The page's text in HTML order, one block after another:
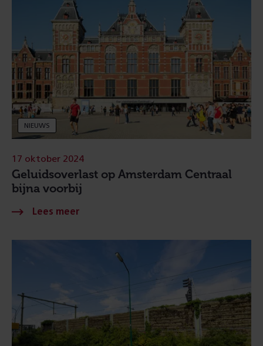
NIEUWS
Geluidsoverlast op Amsterdam Centraal
bijna voorbij
17 oktober 2024